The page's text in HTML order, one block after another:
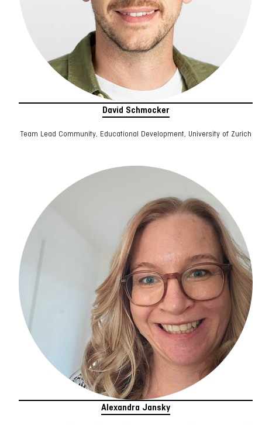
David Schmocker
Team Lead Community, Educational Development, University of Zurich
Alexandra Jansky